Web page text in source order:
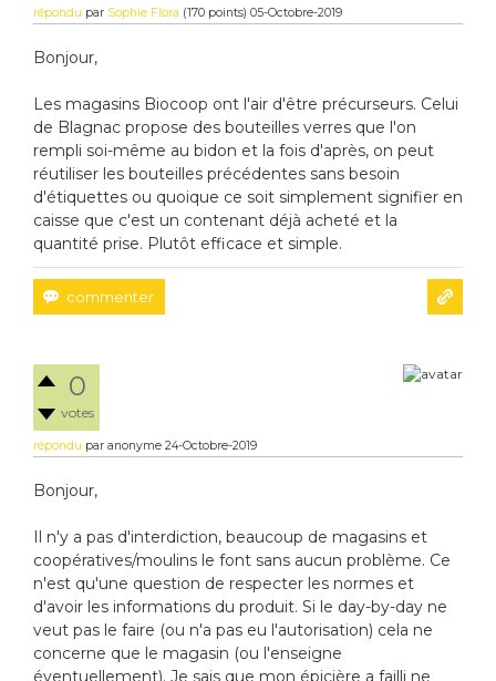
répondu par Sophie Flora (170 points) 05-Octobre-2019
Bonjour,
Les magasins Biocoop ont l'air d'être précurseurs. Celui
de Blagnac propose des bouteilles verres que l'on
rempli soi-même au bidon et la fois d'après, on peut
réutiliser les bouteilles précédentes sans besoin
d'étiquettes ou quoique ce soit simplement signifier en
caisse que c'est un contenant déjà acheté et la
quantité prise. Plutôt efficace et simple.
0
votes
répondu par anonyme 24-Octobre-2019
Bonjour,
Il n'y a pas d'interdiction, beaucoup de magasins et
coopératives/moulins le font sans aucun problème. Ce
n'est qu'une question de respecter les normes et
d'avoir les informations du produit. Si le day-by-day ne
veut pas le faire (ou n'a pas eu l'autorisation) cela ne
concerne que le magasin (ou l'enseigne
éventuellement). Je sais que mon épicière a failli ne